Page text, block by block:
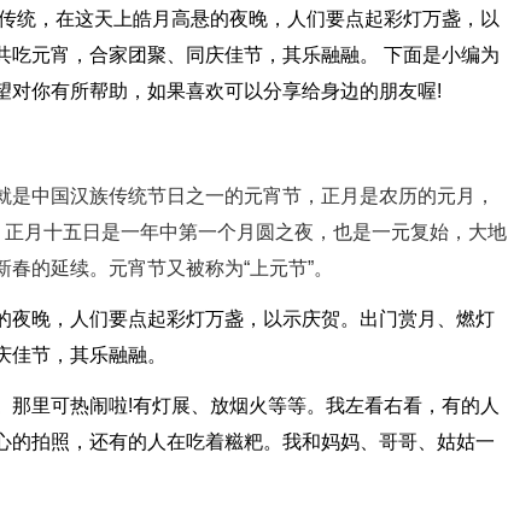
统，在这天上皓月高悬的夜晚，人们要点起彩灯万盏，以
元宵，合家团聚、同庆佳节，其乐融融。 下面是小编为
你有所帮助，如果喜欢可以分享给身边的朋友喔!
中国汉族传统节日之一的元宵节，正月是农历的元月，
月十五日是一年中第一个月圆之夜，也是一元复始，大地
的延续。元宵节又被称为“上元节”。
夜晚，人们要点起彩灯万盏，以示庆贺。出门赏月、燃灯
节，其乐融融。
里可热闹啦!有灯展、放烟火等等。我左看右看，有的人
拍照，还有的人在吃着糍粑。我和妈妈、哥哥、姑姑一